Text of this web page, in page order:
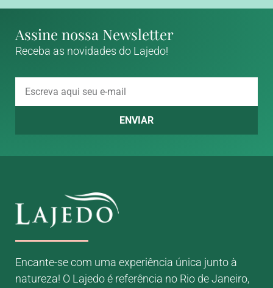
Assine nossa Newsletter
Receba as novidades do Lajedo!
ENVIAR
Encante-se com uma experiência única junto à
natureza! O Lajedo é referência no Rio de Janeiro,